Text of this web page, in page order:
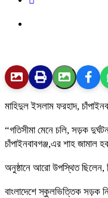
মাহিদুল ইসলাম ফরহাদ,
“গতিসীমা মেনে চলি, সড়ক
চাঁপাইনবাবগঞ্জ,এর শাহ জামাল
অনুষ্ঠানে আরো উপস্থিত ছিলেন,
বাংলাদেশে স্কুলভিত্তিক সড়ক